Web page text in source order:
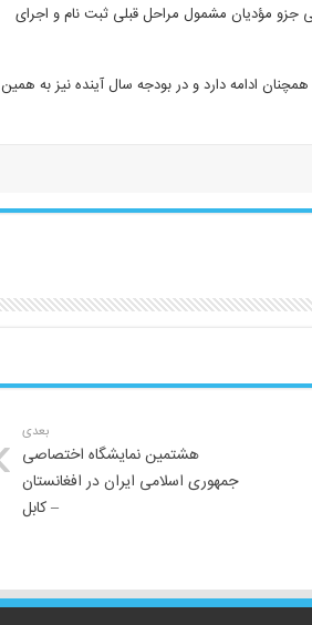
جزو مؤدیان مشمول مراحل قبلی ثبت نام و اجرای
ادامه دارد و در بودجه سال آینده نیز به همین
بعدی
هشتمین نمایشگاه اختصاصی
جمهوری اسلامی ایران در افغانستان
– کابل